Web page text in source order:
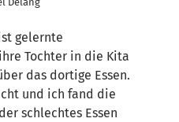
gelernte
Tochter in die Kita
das dortige Essen.
und ich fand die
schlechtes Essen